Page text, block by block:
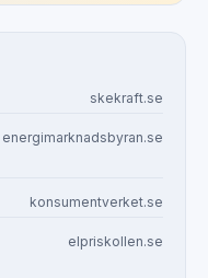
skekraft.se
energimarknadsbyran.se
konsumentverket.se
elpriskollen.se